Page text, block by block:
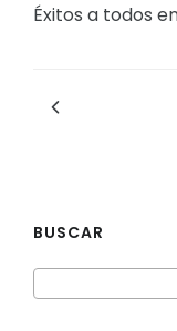
PRESUPUESTO:
Éxitos a todos
BUSCAR